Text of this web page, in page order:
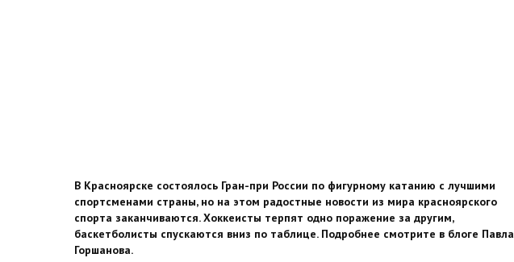
В Красноярске состоялось Гран-при России по фигурному катанию с лучшими
спортсменами страны, но на этом радостные новости из мира красноярского
спорта заканчиваются. Хоккеисты терпят одно поражение за другим,
баскетболисты спускаются вниз по таблице. Подробнее смотрите в блоге Павла
Горшанова.